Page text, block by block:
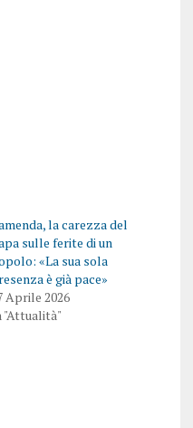
la carezza del
sulle ferite di un
«La sua sola
è già pace»
Aprile 2026
"Attualità"